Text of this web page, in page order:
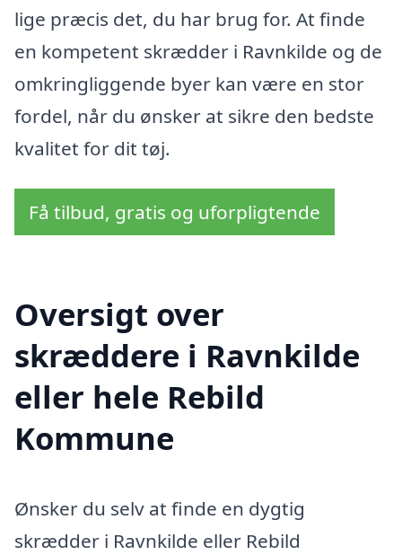
lige præcis det, du har brug for. At finde
en kompetent skrædder i Ravnkilde og de
omkringliggende byer kan være en stor
fordel, når du ønsker at sikre den bedste
kvalitet for dit tøj.
Få tilbud, gratis og uforpligtende
Oversigt over
skræddere i Ravnkilde
eller hele Rebild
Kommune
Ønsker du selv at finde en dygtig
skrædder i Ravnkilde eller Rebild